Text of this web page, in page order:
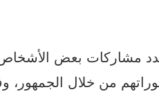
مشاركات بعض
من خلال